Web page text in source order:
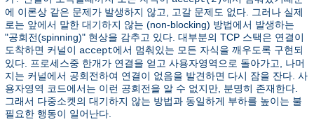
에 이론상 같은 문제가 발생하지 않고, 고갈 문제도 없다. 그러나 실제
로는 앞에서 말한 대기하지 않는 (non-blocking) 방법에서 발생하는
"공회전(spinning)" 현상을 감추고 있다. 대부분의 TCP 스택은 연결이
도착하면 커널이 accept에서 멈춰있는 모든 자식을 깨우도록 구현되
있다. 프로세스중 한개가 연결을 얻고 사용자영역으로 돌아가고, 나머
지는 커널에서 공회전하여 연결이 없음을 발견하면 다시 잠을 잔다. 사
용자영역 코드에서는 이런 공회전을 알 수 없지만, 분명히 존재한다.
그래서 다중소켓의 대기하지 않는 방법과 동일하게 부하를 높이는 불
필요한 행동이 일어난다.